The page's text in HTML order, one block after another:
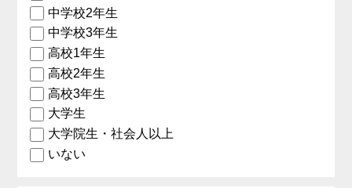
中学校2年生
中学校3年生
高校1年生
高校2年生
高校3年生
大学生
大学院生・社会人以上
いない